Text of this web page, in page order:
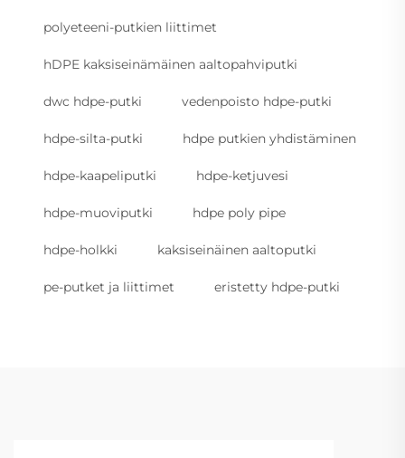
polyeteeni-putkien liittimet
hDPE kaksiseinämäinen aaltopahviputki
dwc hdpe-putki vedenpoisto hdpe-putki
hdpe-silta-putki hdpe putkien yhdistäminen
hdpe-kaapeliputki hdpe-ketjuvesi
hdpe-muoviputki hdpe poly pipe
hdpe-holkki kaksiseinäinen aaltoputki
pe-putket ja liittimet eristetty hdpe-putki